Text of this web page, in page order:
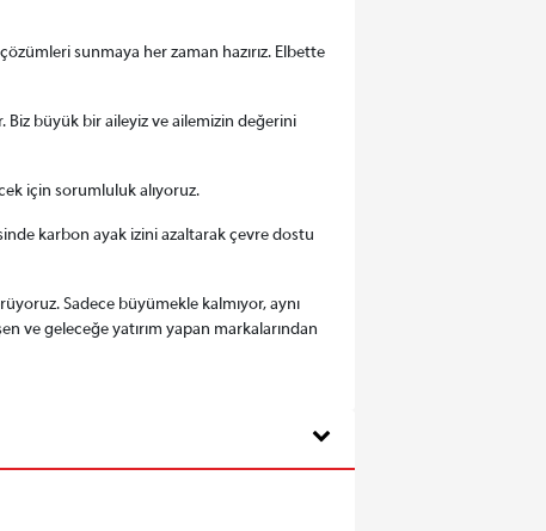
sunmaya her zaman hazırız. Elbette
Biz büyük bir aileyiz ve ailemizin değerini
için sorumluluk alıyoruz.
karbon ayak izini azaltarak çevre dostu
Sadece büyümekle kalmıyor, aynı
ve geleceğe yatırım yapan markalarından